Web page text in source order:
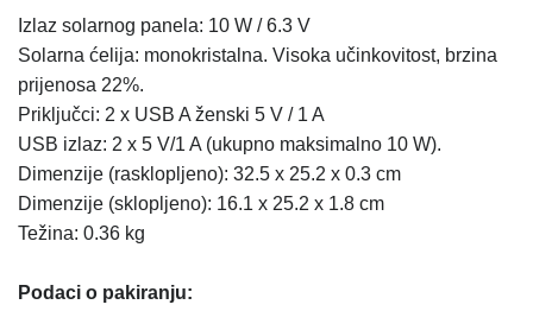
Izlaz solarnog panela: 10 W / 6.3 V
Solarna ćelija: monokristalna. Visoka učinkovitost, brzina
prijenosa 22%.
Priključci: 2 x USB A ženski 5 V / 1 A
USB izlaz: 2 x 5 V/1 A (ukupno maksimalno 10 W).
Dimenzije (rasklopljeno): 32.5 x 25.2 x 0.3 cm
Dimenzije (sklopljeno): 16.1 x 25.2 x 1.8 cm
Težina: 0.36 kg
Podaci o pakiranju: